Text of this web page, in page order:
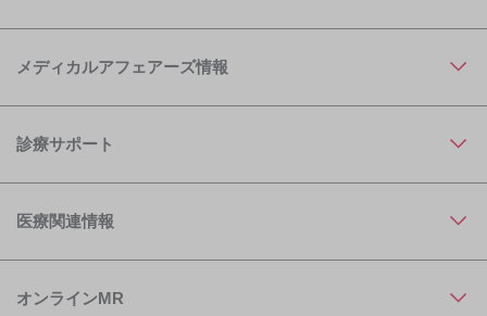
メディカルアフェアーズ情報
診療サポート
医療関連情報
オンラインMR